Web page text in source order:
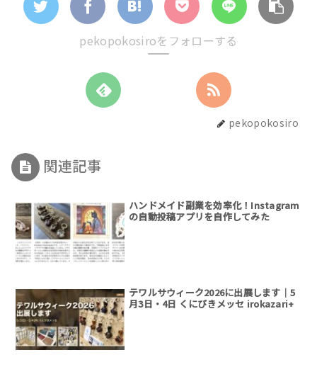
pekopokosiroをフォローする
pekopokosiro
関連記事
ハンドメイド副業を効率化！Instagram
の自動投稿アプリを自作してみた
テワルサウィーク2026に出展します｜5
月3日・4日 くにびきメッセ irokazari+